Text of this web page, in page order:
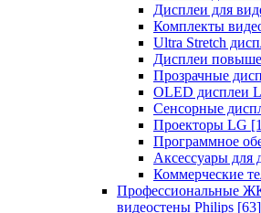
Дисплеи для
Комплекты
Ultra Stretch
Дисплеи
Прозрачные
OLED дисплеи
Сенсорные
Проекторы LG
Программное
Аксессуары для
Коммерческие
Профессиональные
видеостены Philips [63]